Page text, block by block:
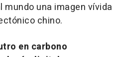
mundo una imagen vívida
chino.
en carbono